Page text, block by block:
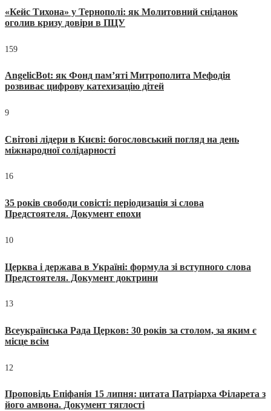
«Кейс Тихона» у Тернополі: як Молитовний сніданок
оголив кризу довіри в ПЦУ
159
AngelicBot: як Фонд пам’яті Митрополита Мефодія
розвиває цифрову катехизацію дітей
9
Світові лідери в Києві: богословський погляд на день
міжнародної солідарності
16
35 років свободи совісті: періодизація зі слова
Предстоятеля. Документ епохи
10
Церква і держава в Україні: формула зі вступного слова
Предстоятеля. Документ доктрини
13
Всеукраїнська Рада Церков: 30 років за столом, за яким є
місце всім
12
Проповідь Епіфанія 15 липня: цитата Патріарха Філарета з
його амвона. Документ тяглості